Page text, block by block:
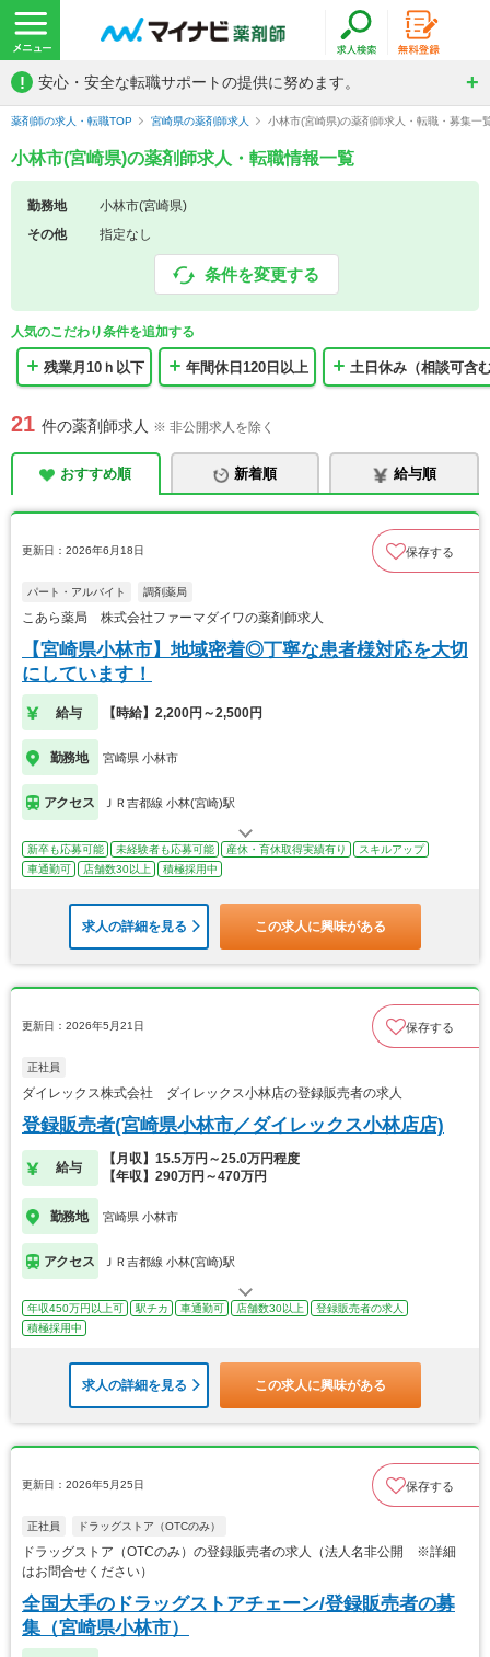
! 安心・安全な転職サポートの提供に努めます。
薬剤師の求人・転職TOP 宮崎県の薬剤師求人 小林市(宮崎県)の薬剤師求人・転職・募集一
小林市(宮崎県)の薬剤師求人・転職情報一覧
勤務地
小林市(宮崎県)
その他
指定なし
条件を変更する
人気のこだわり条件を追加する
残業月10ｈ以下 年間休日120日以上 土日休み（相談可含
21 件の薬剤師求人 ※ 非公開求人を除く
おすすめ順 新着順 給与順
更新日：2026年6月18日 保存する
パート・アルバイト 調剤薬局
こあら薬局 株式会社ファーマダイワの薬剤師求人
【宮崎県小林市】地域密着◎丁寧な患者様対応を大切
にしています！
給与 【時給】2,200円～2,500円
勤務地 宮崎県 小林市
アクセス ＪＲ吉都線 小林(宮崎)駅
新卒も応募可能 未経験者も応募可能 産休・育休取得実績有り
スキルアップ
車通勤可
店舗数30以上 積極採用中
求人の詳細を見る この求人に興味がある
更新日：2026年5月21日 保存する
正社員
ダイレックス株式会社 ダイレックス小林店の登録販売者の求人
登録販売者(宮崎県小林市／ダイレックス小林店店)
給与
【月収】15.5万円～25.0万円程度
【年収】290万円～470万円
勤務地 宮崎県 小林市
アクセス ＪＲ吉都線 小林(宮崎)駅
年収450万円以上可 駅チカ 車通勤可 店舗数30以上
登録販売者の求人
積極採用中
求人の詳細を見る この求人に興味がある
更新日：2026年5月25日 保存する
正社員 ドラッグストア（OTCのみ）
ドラッグストア（OTCのみ）の登録販売者の求人（法人名非公開 ※詳細
はお問合せください）
全国大手のドラッグストアチェーン/登録販売者の募
集（宮崎県小林市）